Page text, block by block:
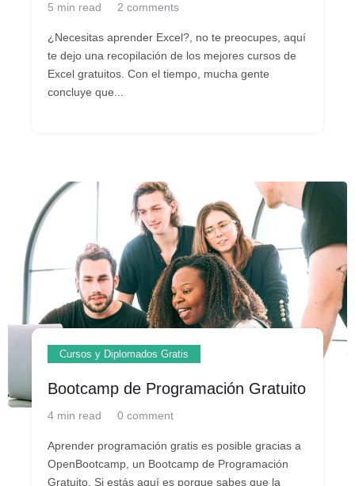
5 min read 2 comments
¿Necesitas aprender Excel?, no te preocupes, aquí
te dejo una recopilación de los mejores cursos de
Excel gratuitos. Con el tiempo, mucha gente
concluye que...
Cursos y Diplomados Gratis
Bootcamp de Programación Gratuito
4 min read 0 comment
Aprender programación gratis es posible gracias a
OpenBootcamp, un Bootcamp de Programación
Gratuito. Si estás aquí es porque sabes que la